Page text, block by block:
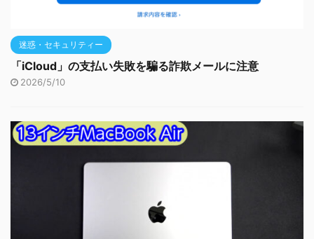
迷惑・セキュリティー
「iCloud」の支払い失敗を騙る詐欺メールに注意
2026/5/10